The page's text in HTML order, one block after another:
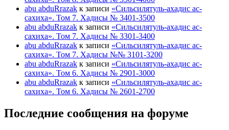
abu abduRrazak к записи «Сильсилятуль-ахадис ас-
сахиха». Том 7. Хадисы № 3401-3500
abu abduRrazak к записи «Сильсилятуль-ахадис ас-
сахиха». Том 7. Хадисы № 3301-3400
abu abduRrazak к записи «Сильсилятуль-ахадис ас-
сахиха». Том 7. Хадисы №№ 3101-3200
abu abduRrazak к записи «Сильсилятуль-ахадис ас-
сахиха». Том 6. Хадисы № 2901-3000
abu abduRrazak к записи «Сильсилятуль-ахадис ас-
сахиха». Том 6. Хадисы № 2601-2700
Последние сообщения на форуме